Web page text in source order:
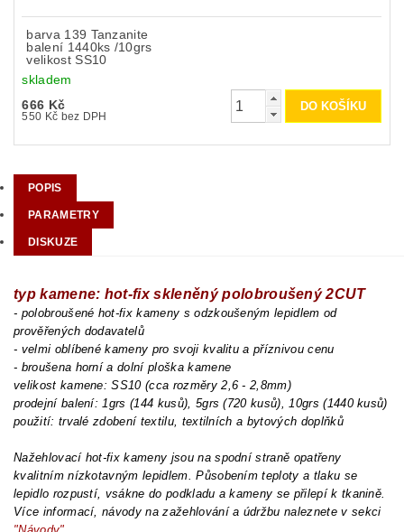
barva 139 Tanzanite
balení 1440ks /10grs
velikost SS10
skladem
666 Kč
550 Kč bez DPH
POPIS
PARAMETRY
DISKUZE
typ kamene: hot-fix skleněný polobroušený 2CUT
- polobroušené hot-fix kameny s odzkoušeným lepidlem od
prověřených dodavatelů
- velmi oblíbené kameny pro svoji kvalitu a příznivou cenu
- broušena horní a dolní ploška kamene
velikost kamene: SS10 (cca rozměry 2,6 - 2,8mm)
prodejní balení: 1grs (144 kusů), 5grs (720 kusů), 10grs (1440 kusů)
použití: trvalé zdobení textilu, textilních a bytových doplňků
Nažehlovací hot-fix kameny jsou na spodní straně opatřeny
kvalitním nízkotavným lepidlem. Působením teploty a tlaku se
lepidlo rozpustí, vsákne do podkladu a kameny se přilepí k tkanině.
Více informací, návody na zažehlování a údržbu naleznete v sekci